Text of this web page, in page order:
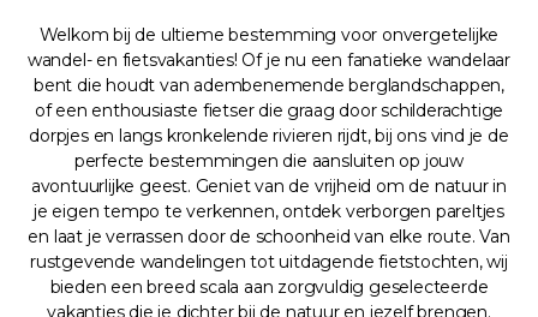
Welkom bij de ultieme bestemming voor onvergetelijke
wandel- en fietsvakanties! Of je nu een fanatieke wandelaar
bent die houdt van adembenemende berglandschappen,
of een enthousiaste fietser die graag door schilderachtige
dorpjes en langs kronkelende rivieren rijdt, bij ons vind je de
perfecte bestemmingen die aansluiten op jouw
avontuurlijke geest. Geniet van de vrijheid om de natuur in
je eigen tempo te verkennen, ontdek verborgen pareltjes
en laat je verrassen door de schoonheid van elke route. Van
rustgevende wandelingen tot uitdagende fietstochten, wij
bieden een breed scala aan zorgvuldig geselecteerde
vakanties die je dichter bij de natuur en jezelf brengen.